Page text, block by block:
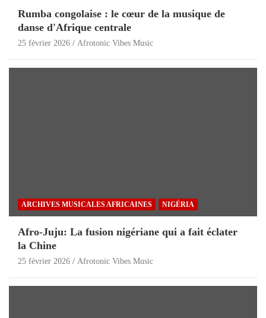
Rumba congolaise : le cœur de la musique de
danse d'Afrique centrale
25 février 2026 Afrotonic Vibes Music
ARCHIVES MUSICALES AFRICAINES NIGÉRIA
Afro-Juju: La fusion nigériane qui a fait éclater
la Chine
25 février 2026 Afrotonic Vibes Music